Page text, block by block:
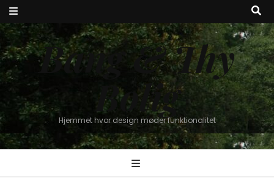
Bang & Thy
Bolig
Hjemmet hvor design møder funktionalitet